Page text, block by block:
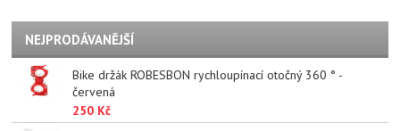
NEJPRODÁVANĚJŠÍ
Bike držák ROBESBON rychloupínací otočný 360 ° -
červená
250 Kč